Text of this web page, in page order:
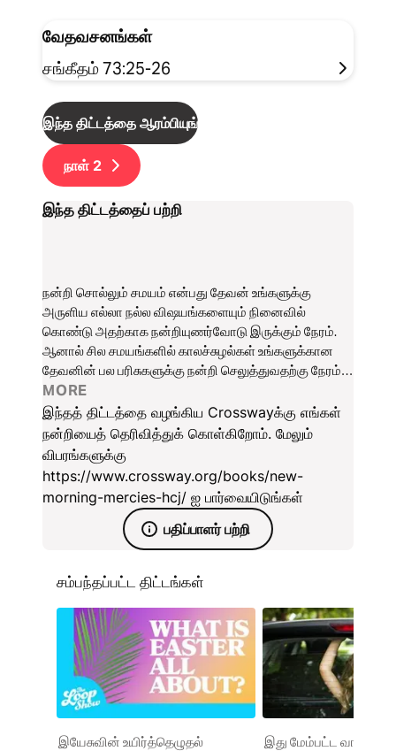
வேதவசனங்கள்
சங்கீதம் 73:25-26
இந்த திட்டத்தை ஆரம்பியுங்கள்
நாள் 2
இந்த திட்டத்தைப் பற்றி
நன்றி சொல்லும் சமயம் என்பது தேவன் உங்களுக்கு
அருளிய எல்லா நல்ல விஷயங்களையும் நினைவில்
கொண்டு அதற்காக நன்றியுணர்வோடு இருக்கும் நேரம்.
ஆனால் சில சமயங்களில் காலச்சுழல்கள் உங்களுக்கான
தேவனின் பல பரிசுகளுக்கு நன்றி செலுத்துவதற்கு நேரம்
ஒதுக்குவதைத் தடுக்கிறது. பால் டேவிட் டிரிப்பின் இந்த
குறுகிய படிக்க 5 நிமிடங்கள் மட்டுமே ஆகும் தியானங்கள்
உங்களை நாள் முழுவதும் தேவனின் கருணையைப் பற்றி
தியானிக்க ஊக்குவிக்கும்.
MORE
இந்தத் திட்டத்தை வழங்கிய Crosswayக்கு எங்கள்
நன்றியைத் தெரிவித்துக் கொள்கிறோம். மேலும்
விபரங்களுக்கு
https://www.crossway.org/books/new-
morning-mercies-hcj/ ஐ பார்வையிடுங்கள்
பதிப்பாளர் பற்றி
சம்பந்தப்பட்ட திட்டங்கள்
இயேசுவின் உயிர்த்தெழுதல்
இது மேம்பட்ட வாசிப்பு